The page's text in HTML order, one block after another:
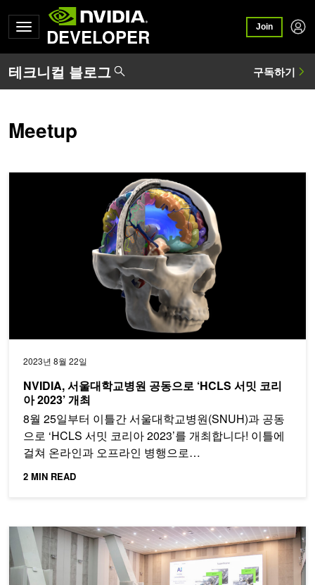
DEVELOPER Join
Meetup
2023년 8월 22일
NVIDIA, 서울대학교병원 공동으로 ‘HCLS 서밋 코리
아 2023’ 개최
8월 25일부터 이틀간 서울대학교병원(SNUH)과 공동
으로 ‘HCLS 서밋 코리아 2023’를 개최합니다! 이틀에
걸쳐 온라인과 오프라인 병행으로…
2 MIN READ
NVIDIA, 서울대학교병원 공동으로 ‘HCLS 서밋 코리아 2023’ 개최
NVIDIA X EWHA AIX DAY 현장 스케치